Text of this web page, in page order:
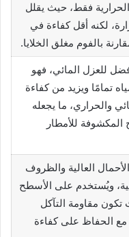
فقط، حيث يقلل
لكنه أقل كفاءة في
بالفوم مغلق الخلايا.
للعزل المائي، فهو
تمامًا ويزيد من كفاءة
والحراري، ما يجعله
المكشوفة للأمطار
العالية والظروف
ويُستخدم على الأسطح
مقاومة التآكل
مع الحفاظ على كفاءة